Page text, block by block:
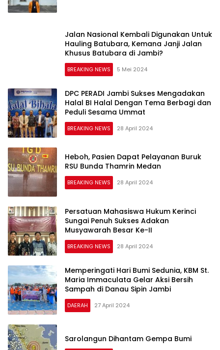
Jalan Nasional Kembali Digunakan Untuk
Hauling Batubara, Kemana Janji Jalan
Khusus Batubara di Jambi?
BREAKING NEWS 5 Mei 2024
DPC PERADI Jambi Sukses Mengadakan
Halal BI Halal Dengan Tema Berbagi dan
Peduli Sesama Ummat
BREAKING NEWS 28 April 2024
Heboh, Pasien Dapat Pelayanan Buruk
RSU Bunda Thamrin Medan
BREAKING NEWS 28 April 2024
Persatuan Mahasiswa Hukum Kerinci
Sungai Penuh Sukses Adakan
Musyawarah Besar Ke-II
BREAKING NEWS 28 April 2024
Memperingati Hari Bumi Sedunia, KBM St.
Maria Immaculata Gelar Aksi Bersih
Sampah di Danau Sipin Jambi
DAERAH 27 April 2024
Sarolangun Dihantam Gempa Bumi